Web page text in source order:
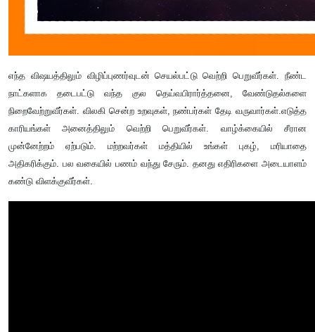
எந்த விஷயத்திலும் விழிப்புணர்வுடன் செயல்பட்டு வெற்றி பெறுவீர்கள். நீண்ட
நாட்களாக தடைபட்டு வந்த குல தெய்வபிரார்த்தனை, வேண்டுதல்களை
நிறைவேற்றுவீர்கள். விலகி சென்ற உறவுகள், நண்பர்கள் தேடி வருவார்கள்.எடுத்த
காரியங்கள் அனைத்திலும் வெற்றி பெறுவீர்கள். வாழ்க்கையில் சீரான
முன்னேற்றம் ஏற்படும். மற்றவர்கள் மத்தியில் உங்கள் புகழ், மரியாதை
அதிகரிக்கும். பல வகையில் பணம் வந்து சேரும். தனது எதிரிகளை அடையாளம்
கண்டு விளக்குவீர்கள்.